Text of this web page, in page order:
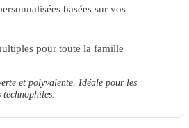
basées sur vos
pour toute la famille
et polyvalente. Idéale pour les